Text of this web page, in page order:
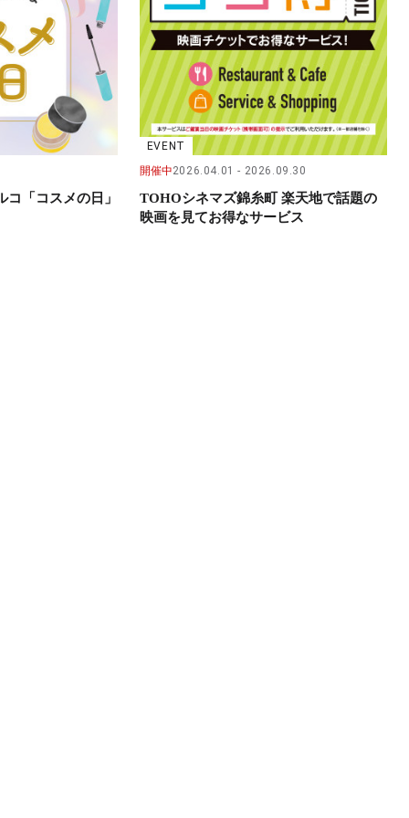
「コスメの日」
EVENT
開催中2026.04.01 2026.09.30
TOHOシネマズ錦糸町 楽天地で話題の
映画を見てお得なサービス